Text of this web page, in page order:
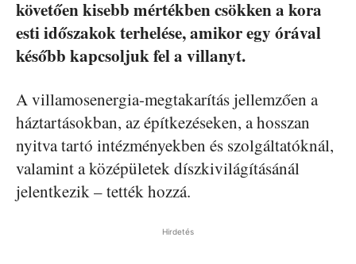
követően kisebb mértékben csökken a kora
esti időszakok terhelése, amikor egy órával
később kapcsoljuk fel a villanyt.
A villamosenergia-megtakarítás jellemzően a
háztartásokban, az építkezéseken, a hosszan
nyitva tartó intézményekben és szolgáltatóknál,
valamint a középületek díszkivilágításánál
jelentkezik – tették hozzá.
Hirdetés